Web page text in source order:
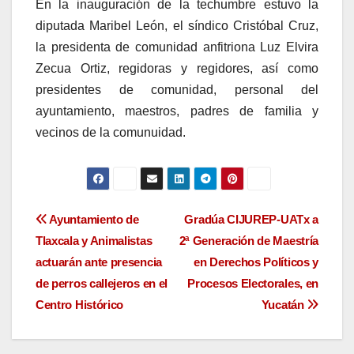
En la inauguración de la techumbre estuvo la
diputada Maribel León, el síndico Cristóbal Cruz,
la presidenta de comunidad anfitriona Luz Elvira
Zecua Ortiz, regidoras y regidores, así como
presidentes de comunidad, personal del
ayuntamiento, maestros, padres de familia y
vecinos de la comunuidad.
Navegación
de
entradas
Gradúa CIJUREP-UATx a
2ª Generación de Maestría
en Derechos Políticos y
Procesos Electorales, en
Yucatán
Ayuntamiento de
Tlaxcala y Animalistas
actuarán ante presencia
de perros callejeros en el
Centro Histórico